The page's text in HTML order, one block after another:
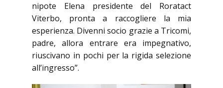
nipote Elena presidente del Roratact
Viterbo, pronta a raccogliere la mia
esperienza. Divenni socio grazie a Tricomi,
padre, allora entrare era impegnativo,
riuscivano in pochi per la rigida selezione
all’ingresso”.